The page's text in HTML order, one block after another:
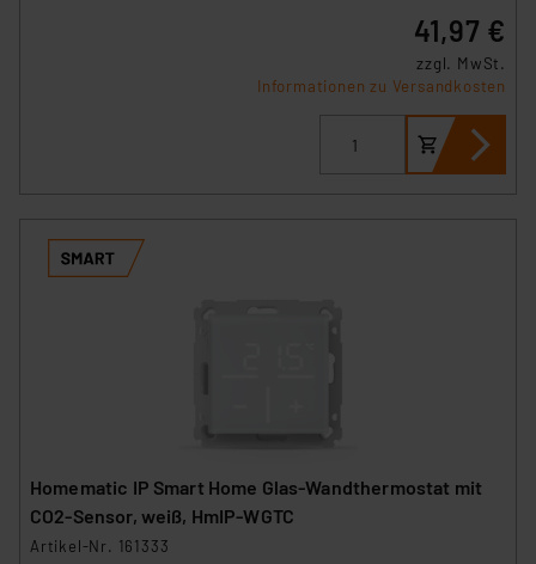
Cookies dieser Drittanbieter umfasst daher ggf. auch
die Verarbeitung Ihrer Daten in den USA gemäß Art. 49
(1) lit. a DSGVO. Nähere Infos zu diesen Drittanbietern
und zu der jeweiligen Datenübermittlung erhalten Sie in
der Datenschutzerklärung. Für die USA besteht kein
Datenschutz nach EU-Standards eingestuft wird. So
besteht etwa das Risiko, dass US-Behörden
Unsere Kooperation mit diesen Dienstleistern stützt
insbesondere der Art der übermittelten Daten,
verbundenen Risiken.“
41,97 €
zzgl. MwSt.
Informationen zu Versandkosten
Homematic IP Smart Home Glas-Wandthermostat mit
CO2-Sensor, weiß, HmIP-WGTC
Artikel-Nr. 161333